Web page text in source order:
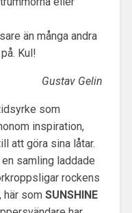
än många andra
Kul!
Gustav Gelin
som
inspiration,
att göra sina låtar.
samling laddade
rockens
här som SUNSHINE